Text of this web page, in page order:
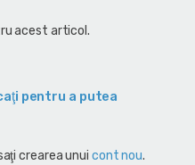
acest articol.
pentru a putea
crearea unui cont nou.